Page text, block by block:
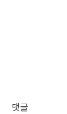
댓글